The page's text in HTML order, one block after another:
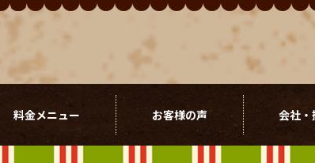
料金メニュー お客様の声 会社